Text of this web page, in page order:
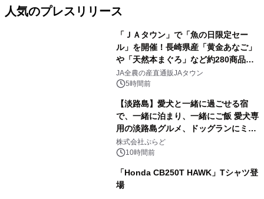
人気のプレスリリース
「ＪＡタウン」で「魚の日限定セー
ル」を開催！長崎県産「黄金あなご」
や「天然本まぐろ」など約280商品を
販売！～毎月１０日の定例企画～
JA全農の産直通販JAタウン
5時間前
【淡路島】愛犬と一緒に過ごせる宿
で、一緒に泊まり、一緒にご飯 愛犬専
用の淡路島グルメ、ドッグランにミニ
プール グランピングとトレーラーハウ
スの2施設で
株式会社ぷらど
10時間前
「Honda CB250T HAWK」Tシャツ登
場